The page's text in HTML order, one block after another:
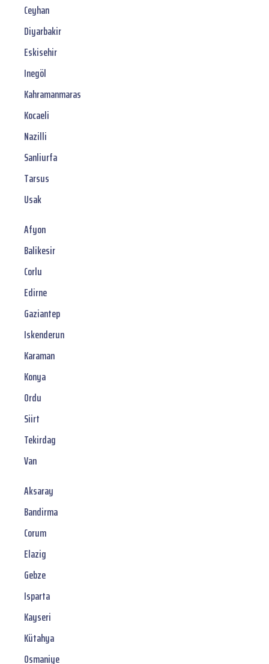
Ceyhan
Diyarbakir
Eskisehir
Inegöl
Kahramanmaras
Kocaeli
Nazilli
Sanliurfa
Tarsus
Usak
Afyon
Balikesir
Corlu
Edirne
Gaziantep
Iskenderun
Karaman
Konya
Ordu
Siirt
Tekirdag
Van
Aksaray
Bandirma
Corum
Elazig
Gebze
Isparta
Kayseri
Kütahya
Osmaniye